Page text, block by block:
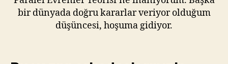
bir dünyada doğru kararlar veriyor olduğum
düşüncesi, hoşuma gidiyor.